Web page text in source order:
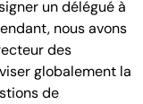
un délégué à
nous avons
des
globalement la
de